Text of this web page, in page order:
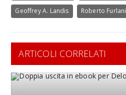
Geoffrey A. Landis Roberto Furlani
ARTICOLI CORRELATI